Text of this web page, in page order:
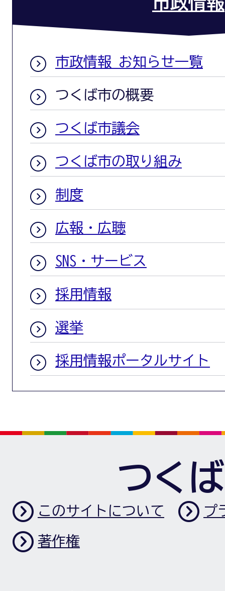
市政情報 お知らせ一覧
つくば市の概要
つくば市議会
つくば市の取り組み
制度
広報・広聴
SNS・サービス
採用情報
選挙
採用情報ポータルサイト
つく
このサイトについて プ
著作権